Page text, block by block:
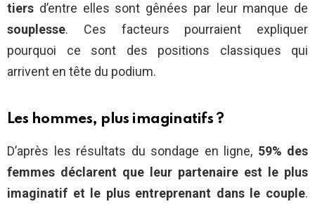
tiers d’entre elles sont gênées par leur manque de
souplesse. Ces facteurs pourraient expliquer
pourquoi ce sont des positions classiques qui
arrivent en tête du podium.
Les hommes, plus imaginatifs ?
D’après les résultats du sondage en ligne, 59% des
femmes déclarent que leur partenaire est le plus
imaginatif et le plus entreprenant dans le couple.